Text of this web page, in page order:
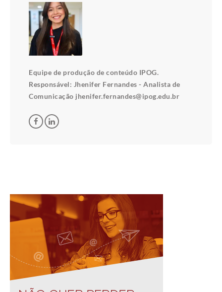
Equipe de produção de conteúdo IPOG.
Responsável: Jhenifer Fernandes - Analista de
Comunicação jhenifer.fernandes@ipog.edu.br